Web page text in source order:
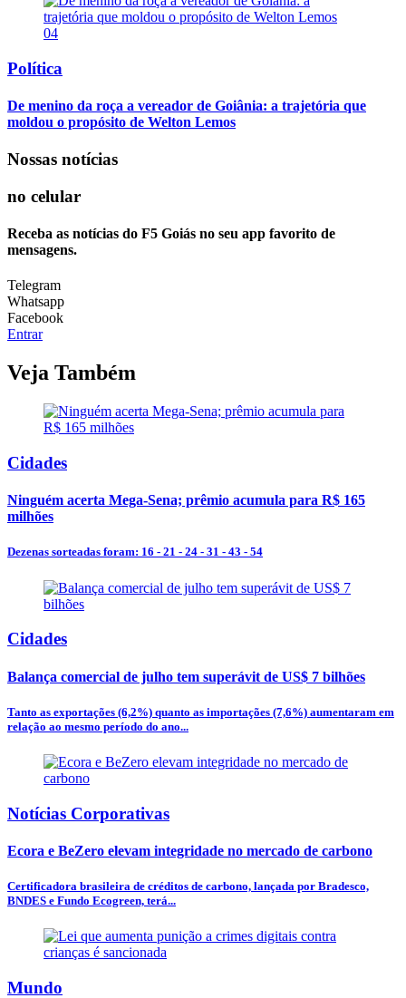
04
Política
De menino da roça a vereador de Goiânia: a trajetória que
moldou o propósito de Welton Lemos
Nossas notícias
no celular
Receba as notícias do F5 Goiás no seu app favorito de
mensagens.
Telegram
Whatsapp
Facebook
Entrar
Veja Também
Cidades
Ninguém acerta Mega-Sena; prêmio acumula para R$ 165
milhões
Dezenas sorteadas foram: 16 - 21 - 24 - 31 - 43 - 54
Cidades
Balança comercial de julho tem superávit de US$ 7 bilhões
Tanto as exportações (6,2%) quanto as importações (7,6%) aumentaram em
relação ao mesmo período do ano...
Notícias Corporativas
Ecora e BeZero elevam integridade no mercado de carbono
Certificadora brasileira de créditos de carbono, lançada por Bradesco,
BNDES e Fundo Ecogreen, terá...
Mundo